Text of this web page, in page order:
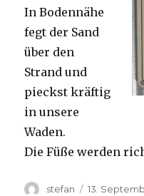
In Bodennähe
fegt der Sand
über den
Strand und
pieckst kräftig
in unsere
Waden.
Die Füße werden
Autor
stefan 13.